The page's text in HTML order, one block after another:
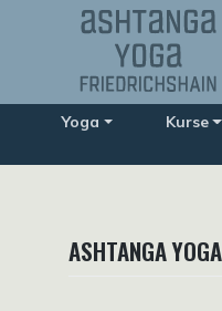
Yoga Kurse
ASHTANGA